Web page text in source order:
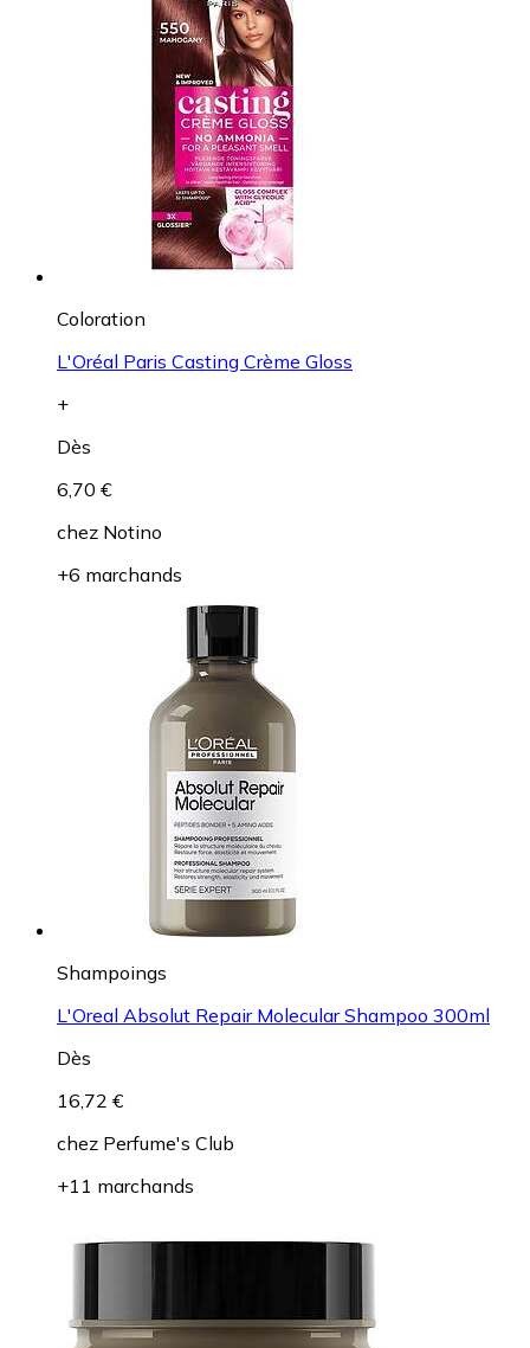
Coloration
L'Oréal Paris Casting Crème Gloss
+
Dès
6,70 €
chez Notino
+6 marchands
Shampoings
L'Oreal Absolut Repair Molecular Shampoo 300ml
Dès
16,72 €
chez Perfume's Club
+11 marchands